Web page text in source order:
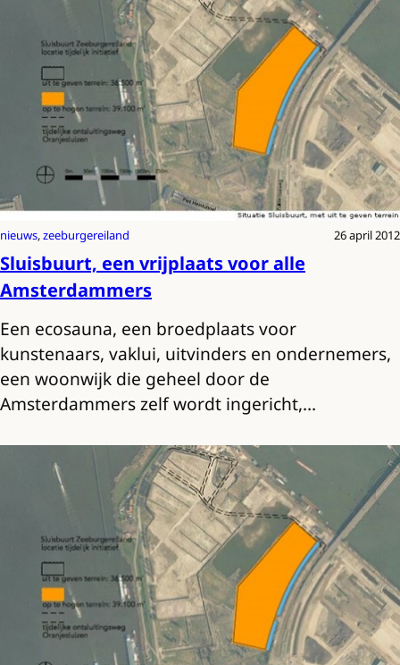
nieuws, zeeburgereiland 26 april 2012
Sluisbuurt, een vrijplaats voor alle
Amsterdammers
Een ecosauna, een broedplaats voor
kunstenaars, vaklui, uitvinders en ondernemers,
een woonwijk die geheel door de
Amsterdammers zelf wordt ingericht,…